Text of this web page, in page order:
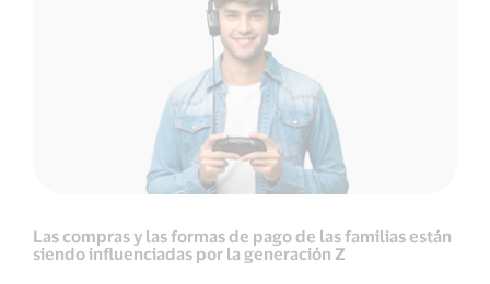
Las compras y las formas de pago de las familias están
siendo influenciadas por la generación Z